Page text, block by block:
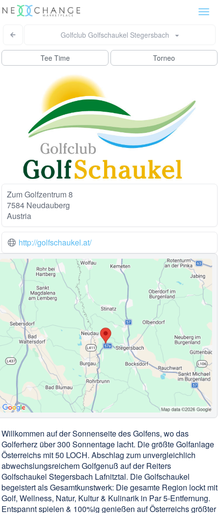
Golfclub Golfschaukel Stegersbach
Tee Time Torneo
Zum Golfzentrum 8
7584 Neudauberg
Austria
http://golfschaukel.at/
Willkommen auf der Sonnenseite des Golfens, wo das
Golferherz über 300 Sonnentage lacht. Die größte Golfanlage
Österreichs mit 50 LOCH. Abschlag zum unvergleichlich
abwechslungsreichem Golfgenuß auf der Reiters
Golfschaukel Stegersbach Lafnitztal. Die Golfschaukel
begeistert als Gesamtkunstwerk: Die gesamte Region lockt mit
Golf, Wellness, Natur, Kultur & Kulinarik in Par 5-Entfernung.
Entspannt spielen & 100%ig genießen auf Österreichs größter